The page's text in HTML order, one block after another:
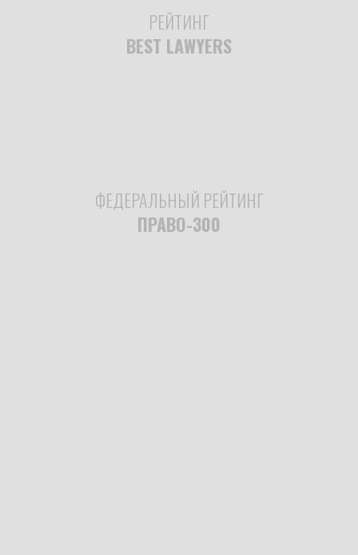
РЕЙТИНГ
BEST LAWYERS
ФЕДЕРАЛЬНЫЙ РЕЙТИНГ
ПРАВО-300